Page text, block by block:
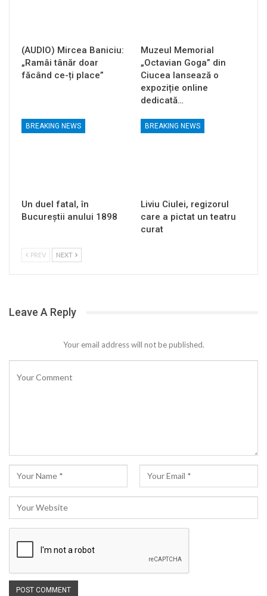
(AUDIO) Mircea Baniciu:
„Ramâi tânăr doar
făcând ce-ți place”
Muzeul Memorial
„Octavian Goga” din
Ciucea lansează o
expoziție online
dedicată…
BREAKING NEWS
Un duel fatal, în
Bucureştii anului 1898
BREAKING NEWS
Liviu Ciulei, regizorul
care a pictat un teatru
curat
PREV NEXT
Leave A Reply
Your email address will not be published.